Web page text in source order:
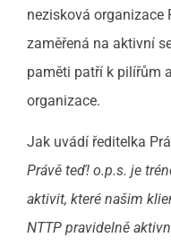
nezisková organizace
zaměřená na aktivní
paměti patří k pilířům
organizace.
Jak uvádí ředitelka
Právě teď! o.p.s. je
aktivit, které našim
NTTP pravidelně